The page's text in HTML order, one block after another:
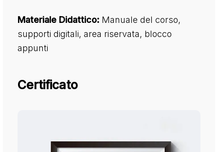
Materiale Didattico: Manuale del corso,
supporti digitali, area riservata, blocco
appunti
Certificato